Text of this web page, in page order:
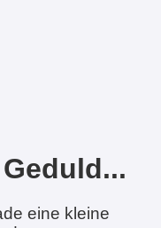
eine kleine